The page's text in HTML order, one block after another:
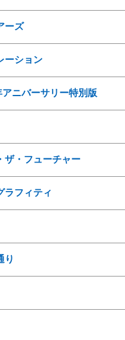
ーズ
ーション
ニバーサリー特別版
ザ・フューチャー
ラフィティ
り